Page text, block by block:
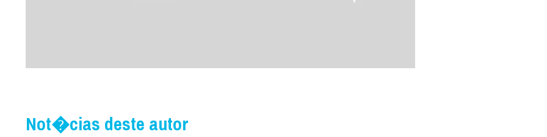
Not�cias deste autor